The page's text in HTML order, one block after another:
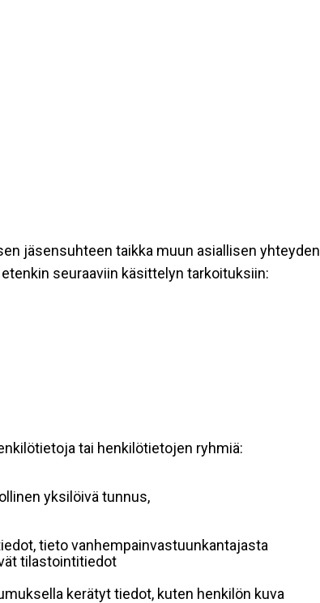
jäsensuhteen taikka muun asiallisen yhteyden
seuraaviin käsittelyn tarkoituksiin:
tai henkilötietojen ryhmiä:
yksilöivä tunnus,
tieto vanhempainvastuunkantajasta
tilastointitiedot
kerätyt tiedot, kuten henkilön kuva